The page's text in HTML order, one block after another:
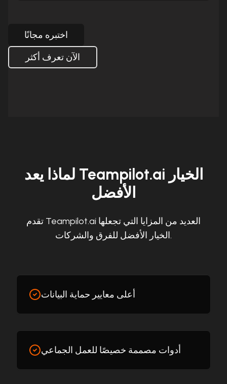
اختبره مجانًا
الآن تعرف أكثر
لماذا يعد Teampilot.ai الخيار
الأفضل
تقدم Teampilot.ai العديد من المزايا التي تجعلها
الخيار الأفضل للفرق والشركات.
أعلى معايير حماية البيانات
أدوات مصممة خصيصًا للعمل الجماعي